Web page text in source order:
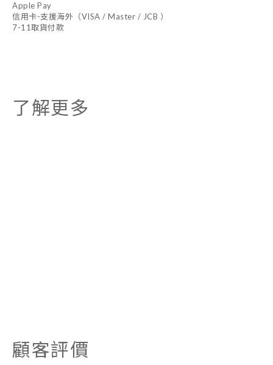
Apple Pay
信用卡-支援海外（VISA / Master / JCB ）
7-11取貨付款
了解更多
顧客評價